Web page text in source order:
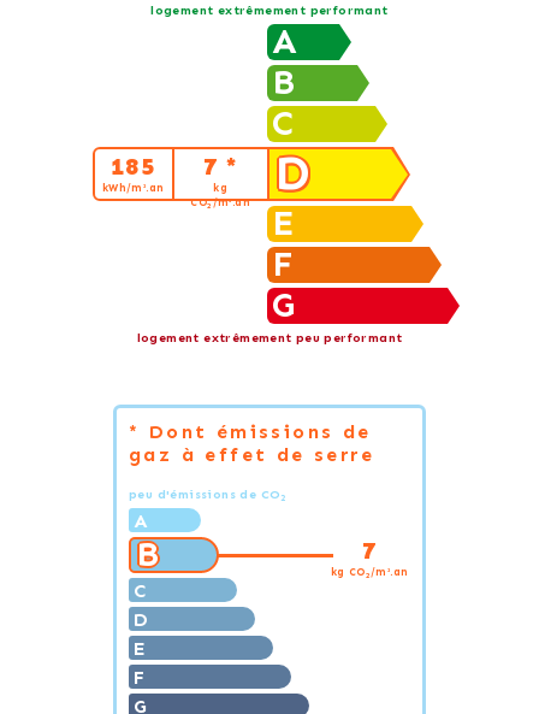
logement extrêmement performant
A
B
C
D
185
kWh/m².an
7 *
kg
CO2/m².an
E
F
G
logement extrêmement peu performant
* Dont émissions de
gaz à effet de serre
peu d'émissions de CO 2
A
B 7
kg CO2 /m².an
C
D
E
F
G